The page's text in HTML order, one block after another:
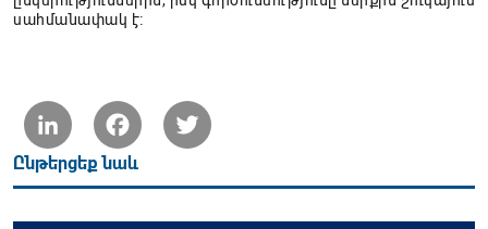
սահմանափակ է։
LinkedIn Facebook
Ընթերցեք նաև